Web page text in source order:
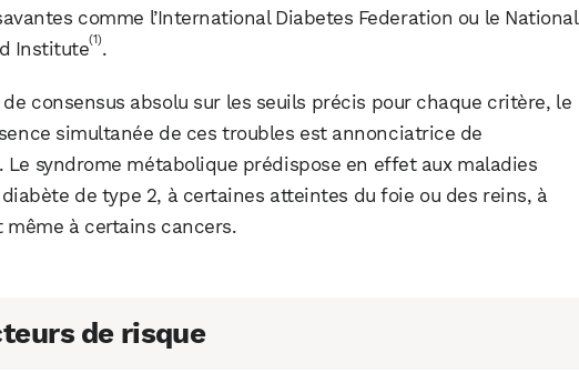
comme l’International Diabetes Federation ou le National
Institute(1).
de consensus absolu sur les seuils précis pour chaque critère, le
simultanée de ces troubles est annonciatrice de
Le syndrome métabolique prédispose en effet aux maladies
de type 2, à certaines atteintes du foie ou des reins, à
à certains cancers.
de risque